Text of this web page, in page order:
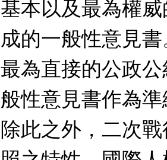
基本以及最為權
成的一般性意見
最為直接的公政
般性意見書作為
除此之外，二次